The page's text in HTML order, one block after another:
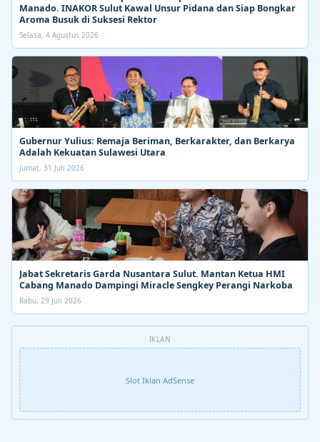
Manado. INAKOR Sulut Kawal Unsur Pidana dan Siap Bongkar
Aroma Busuk di Suksesi Rektor
Selasa, 4 Agustus 2026
Gubernur Yulius: Remaja Beriman, Berkarakter, dan Berkarya
Adalah Kekuatan Sulawesi Utara
Jumat, 31 Juli 2026
Jabat Sekretaris Garda Nusantara Sulut. Mantan Ketua HMI
Cabang Manado Dampingi Miracle Sengkey Perangi Narkoba
Rabu, 29 Juli 2026
IKLAN
Slot Iklan AdSense